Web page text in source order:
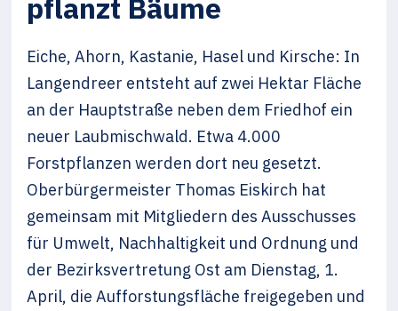
pflanzt Bäume
Eiche, Ahorn, Kastanie, Hasel und Kirsche: In
Langendreer entsteht auf zwei Hektar Fläche
an der Hauptstraße neben dem Friedhof ein
neuer Laubmischwald. Etwa 4.000
Forstpflanzen werden dort neu gesetzt.
Oberbürgermeister Thomas Eiskirch hat
gemeinsam mit Mitgliedern des Ausschusses
für Umwelt, Nachhaltigkeit und Ordnung und
der Bezirksvertretung Ost am Dienstag, 1.
April, die Aufforstungsfläche freigegeben und